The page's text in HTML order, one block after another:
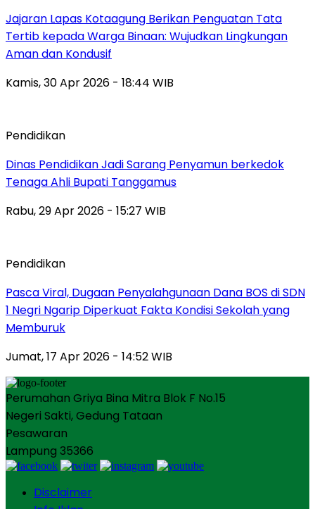
Jajaran Lapas Kotaagung Berikan Penguatan Tata
Tertib kepada Warga Binaan: Wujudkan Lingkungan
Aman dan Kondusif
Kamis, 30 Apr 2026 - 18:44 WIB
Pendidikan
Dinas Pendidikan Jadi Sarang Penyamun berkedok
Tenaga Ahli Bupati Tanggamus
Rabu, 29 Apr 2026 - 15:27 WIB
Pendidikan
Pasca Viral, Dugaan Penyalahgunaan Dana BOS di SDN
1 Negri Ngarip Diperkuat Fakta Kondisi Sekolah yang
Memburuk
Jumat, 17 Apr 2026 - 14:52 WIB
Perumahan Griya Bina Mitra Blok F No.15
Negeri Sakti, Gedung Tataan
Pesawaran
Lampung 35366
Disclaimer